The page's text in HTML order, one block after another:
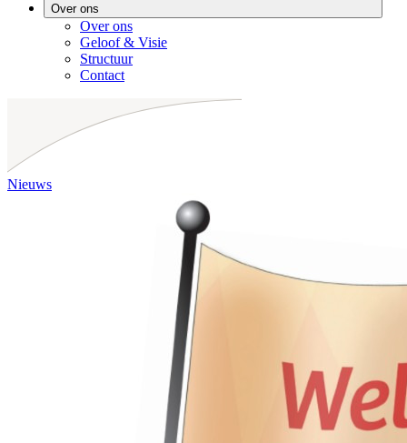
Over ons
Over ons
Geloof & Visie
Structuur
Contact
Nieuws